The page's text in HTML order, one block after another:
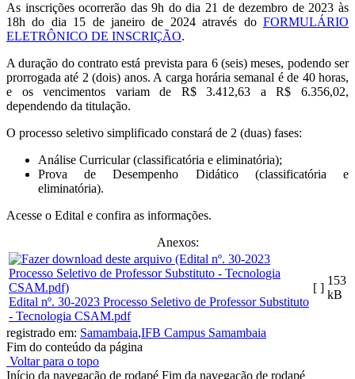
As inscrições ocorrerão das 9h do dia 21 de dezembro de 2023 às
18h do dia 15 de janeiro de 2024 através do FORMULÁRIO
ELETRÔNICO DE INSCRIÇÃO.
A duração do contrato está prevista para 6 (seis) meses, podendo ser
prorrogada até 2 (dois) anos. A carga horária semanal é de 40 horas,
e os vencimentos variam de R$ 3.412,63 a R$ 6.356,02,
dependendo da titulação.
O processo seletivo simplificado constará de 2 (duas) fases:
Análise Curricular (classificatória e eliminatória);
Prova de Desempenho Didático (classificatória e
eliminatória).
Acesse o Edital e confira as informações.
Anexos:
Edital nº. 30-2023 Processo Seletivo de Professor Substituto
- Tecnologia CSAM.pdf
[ ]
153
kB
registrado em: Samambaia,IFB Campus Samambaia
Fim do conteúdo da página
Voltar para o topo
Início da navegação de rodapé Fim da navegação de rodapé